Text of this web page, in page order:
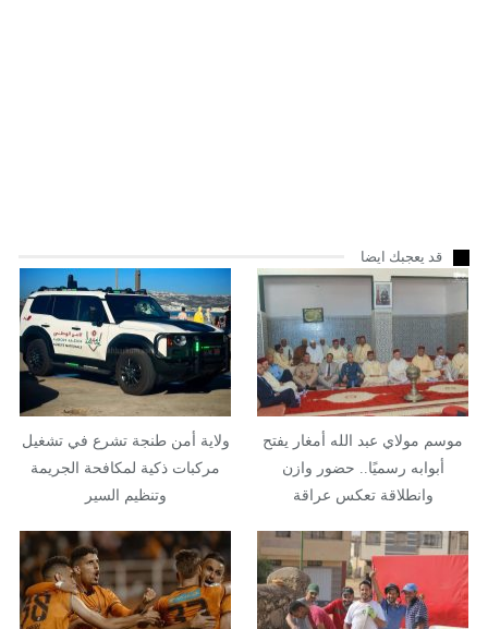
قد يعجبك ايضا
موسم مولاي عبد الله أمغار يفتح
أبوابه رسميًا.. حضور وازن
وانطلاقة تعكس عراقة
ولاية أمن طنجة تشرع في تشغيل
مركبات ذكية لمكافحة الجريمة
وتنظيم السير